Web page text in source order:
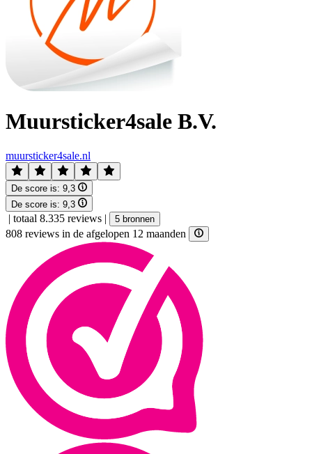
Muursticker4sale B.V.
muursticker4sale.nl
De score is: 9,3
De score is: 9,3
| totaal 8.335 reviews | 5 bronnen
808 reviews in de afgelopen 12 maanden